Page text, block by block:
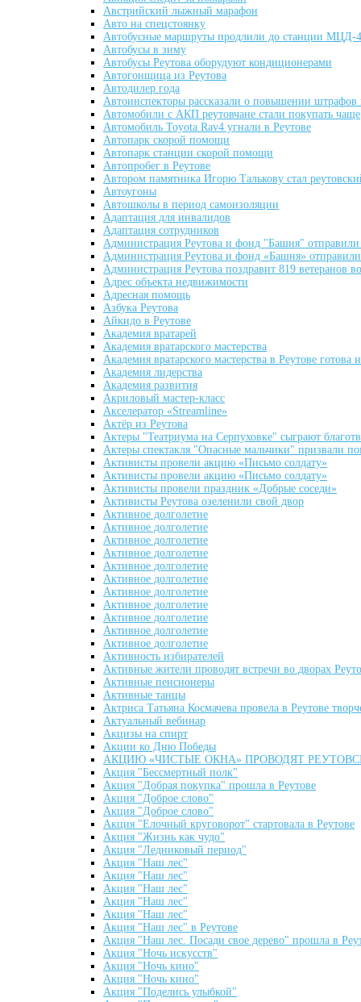
Австрийский лыжный марафон
Авто на спецстоянку
Автобусные маршруты продлили до станции МЦД-4
Автобусы в зиму
Автобусы Реутова оборудуют кондиционерами
Автогонщица из Реутова
Автодилер года
Автоинспекторы рассказали о повышении
Автомобили с АКП реутовчане стали покупать чаще
Автомобиль Toyota Rav4 угнали в Реутове
Автопарк скорой помощи
Автопарк станции скорой помощи
Автопробег в Реутове
Автором памятника Игорю Талькову стал
Автоугоны
Автошколы в период самоизоляции
Адаптация для инвалидов
Адаптация сотрудников
Администрация Реутова и фонд "Башня"
Администрация Реутова и фонд «Башня»
Администрация Реутова поздравит 819 ветеранов
Адрес объекта недвижимости
Адресная помощь
Азбука Реутова
Айкидо в Реутове
Академия вратарей
Академия вратарского мастерства
Академия вратарского мастерства в Реутове готова
Академия лидерства
Академия развития
Акриловый мастер-класс
Акселератор «Streamline»
Актёр из Реутова
Актеры "Театриума на Серпуховке" сыграют
Актеры спектакля "Опасные мальчики" призвали
Активисты провели акцию «Письмо солдату»
Активисты провели акцию «Письмо солдату»
Активисты провели праздник «Добрые соседи»
Активисты Реутова озеленили свой двор
Активное долголетие
Активное долголетие
Активное долголетие
Активное долголетие
Активное долголетие
Активное долголетие
Активное долголетие
Активное долголетие
Активное долголетие
Активное долголетие
Активное долголетие
Активность избирателей
Активные жители проводят встречи во дворах
Активные пенсионеры
Активные танцы
Актриса Татьяна Космачева провела в Реутове
Актуальный вебинар
Акцизы на спирт
Акции ко Дню Победы
АКЦИЮ «ЧИСТЫЕ ОКНА» ПРОВОДЯТ
Акция "Бессмертный полк"
Акция "Добрая покупка" прошла в Реутове
Акция "Доброе слово"
Акция "Доброе слово"
Акция "Елочный круговорот" стартовала в Реутове
Акция "Жизнь как чудо"
Акция "Ледниковый период"
Акция "Наш лес"
Акция "Наш лес"
Акция "Наш лес"
Акция "Наш лес"
Акция "Наш лес"
Акция "Наш лес" в Реутове
Акция "Наш лес. Посади свое дерево" прошла в
Акция "Ночь искусств"
Акция "Ночь кино"
Акция "Ночь кино"
Акция "Поделись улыбкой"